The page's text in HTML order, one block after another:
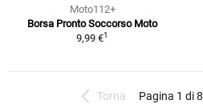
Moto112+
Borsa Pronto Soccorso Moto
9,99 €1
Torna Pagina 1 di 8